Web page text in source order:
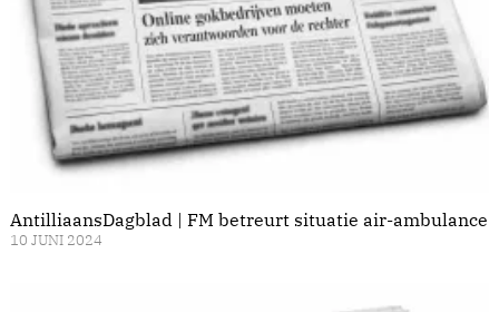
AntilliaansDagblad | FM betreurt situatie air-ambulance
10 JUNI 2024